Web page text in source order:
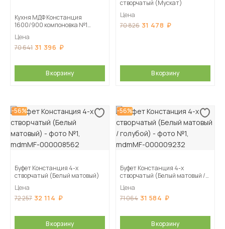
Кухня МДФ Констанция
1600/900 компоновка №1
Цена
70 641 31 396
В корзину
створчатый (Мускат)
Цена
70 826 31 478
В корзину
-56%
Буфет Констанция 4-х
створчатый (Белый матовый)
Цена
72 257 32 114
В корзину
-56%
Буфет Констанция 4-х
створчатый (Белый матовый /
Цена
71 064 31 584
В корзину